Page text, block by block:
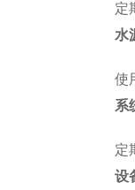
定
水
使
系
定
设